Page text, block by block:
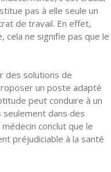
pas à elle seule un
de travail. En effet,
cela ne signifie pas que le
des solutions de
un poste adapté
peut conduire à un
seulement dans des
conclut que le
préjudiciable à la santé